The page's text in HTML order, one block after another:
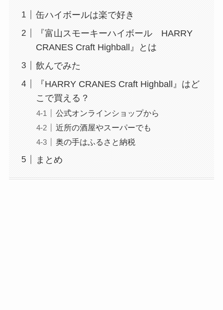
缶ハイボールは楽で好き
『富山スモーキーハイボール HARRY
CRANES Craft Highball』とは
飲んでみた
『HARRY CRANES Craft Highball』はど
こで買える？
公式オンラインショップから
近所の酒屋やスーパーでも
奥の手はふるさと納税
まとめ